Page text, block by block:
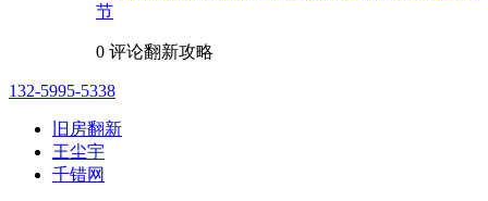
节
0 评论翻新攻略
132-5995-5338
旧房翻新
王尘宇
千错网